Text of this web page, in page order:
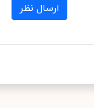
ارسال نظر